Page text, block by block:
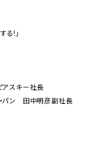
る!」
アスキー社長
パン 田中明彦副社長